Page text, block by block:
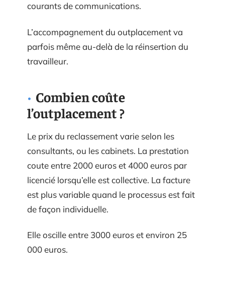
courants de communications.
L’accompagnement du outplacement va
parfois même au-delà de la réinsertion du
travailleur.
Combien coûte
l’outplacement ?
Le prix du reclassement varie selon les
consultants, ou les cabinets. La prestation
coute entre 2000 euros et 4000 euros par
licencié lorsqu’elle est collective. La facture
est plus variable quand le processus est fait
de façon individuelle.
Elle oscille entre 3000 euros et environ 25
000 euros.